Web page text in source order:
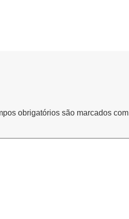
obrigatórios são marcados com